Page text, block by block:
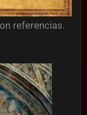
referencias.